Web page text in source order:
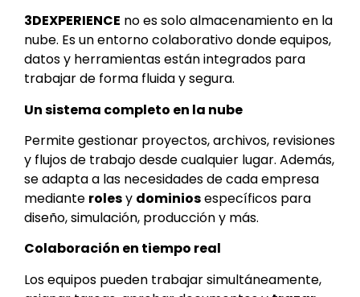
3DEXPERIENCE no es solo almacenamiento en la
nube. Es un entorno colaborativo donde equipos,
datos y herramientas están integrados para
trabajar de forma fluida y segura.
Un sistema completo en la nube
Permite gestionar proyectos, archivos, revisiones
y flujos de trabajo desde cualquier lugar. Además,
se adapta a las necesidades de cada empresa
mediante rolesy dominiosespecíficos para
diseño, simulación, producción y más.
Colaboración en tiempo real
Los equipos pueden trabajar simultáneamente,